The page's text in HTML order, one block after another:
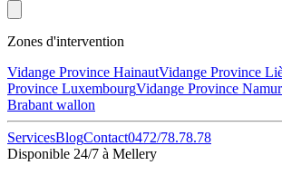
Zones d'intervention
Vidange Province HainautVidange Province
Province LuxembourgVidange Province Namur
Brabant wallon
ServicesBlogContact0472/78.78.78
Disponible 24/7 à Mellery